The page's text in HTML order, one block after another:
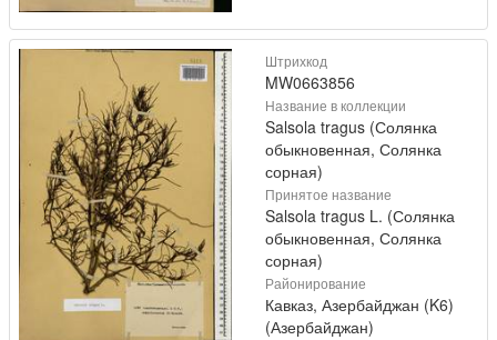
Штрихкод
MW0663856
Название в коллекции
Salsola tragus (Солянка
обыкновенная, Солянка
сорная)
Принятое название
Salsola tragus L. (Солянка
обыкновенная, Солянка
сорная)
Районирование
Кавказ, Азербайджан (K6)
(Азербайджан)